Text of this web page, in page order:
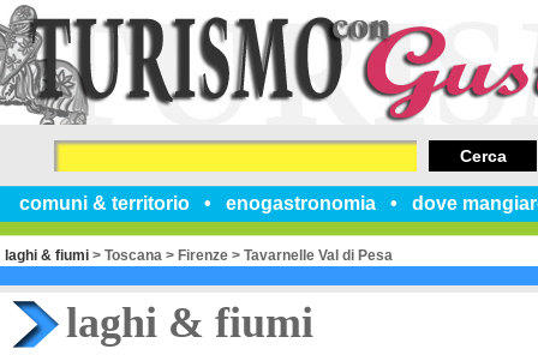
comuni & territorio enogastronomia dove
Cerca
laghi & fiumi > Toscana > Firenze > Tavarnelle Val di Pesa
laghi & fiumi